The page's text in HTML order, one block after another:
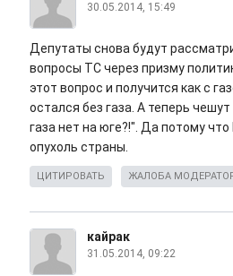
30.05.2014, 15:49
Депутаты снова будут
вопросы ТС через призму
этот вопрос и получится как с
остался без газа. А теперь
газа нет на юге?!". Да потому
опухоль страны.
ЦИТИРОВАТЬ ЖАЛОБА
кайрак
31.05.2014, 09:22